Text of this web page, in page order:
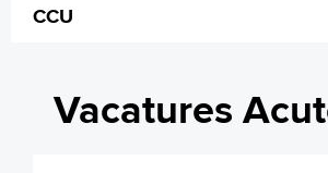
CCU
Vacatures